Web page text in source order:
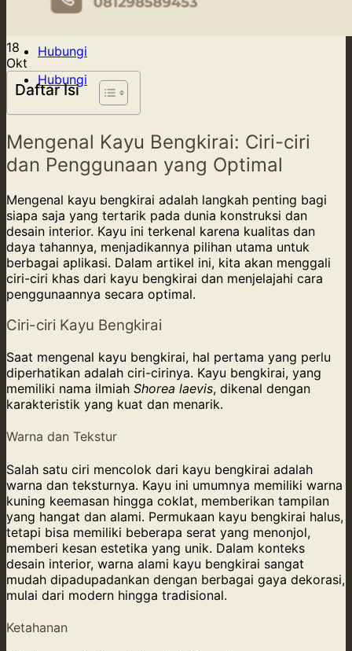
Hubungi
Hubungi
18
Okt
Daftar Isi
Mengenal Kayu Bengkirai: Ciri-ciri
dan Penggunaan yang Optimal
Mengenal kayu bengkirai adalah langkah penting bagi
siapa saja yang tertarik pada dunia konstruksi dan
desain interior. Kayu ini terkenal karena kualitas dan
daya tahannya, menjadikannya pilihan utama untuk
berbagai aplikasi. Dalam artikel ini, kita akan menggali
ciri-ciri khas dari kayu bengkirai dan menjelajahi cara
penggunaannya secara optimal.
Ciri-ciri Kayu Bengkirai
Saat mengenal kayu bengkirai, hal pertama yang perlu
diperhatikan adalah ciri-cirinya. Kayu bengkirai, yang
memiliki nama ilmiah Shorea laevis, dikenal dengan
karakteristik yang kuat dan menarik.
Warna dan Tekstur
Salah satu ciri mencolok dari kayu bengkirai adalah
warna dan teksturnya. Kayu ini umumnya memiliki warna
kuning keemasan hingga coklat, memberikan tampilan
yang hangat dan alami. Permukaan kayu bengkirai halus,
tetapi bisa memiliki beberapa serat yang menonjol,
memberi kesan estetika yang unik. Dalam konteks
desain interior, warna alami kayu bengkirai sangat
mudah dipadupadankan dengan berbagai gaya dekorasi,
mulai dari modern hingga tradisional.
Ketahanan